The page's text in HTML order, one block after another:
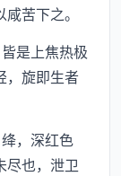
苦下之。
是上焦热极
，旋即生者
，深红色
尽也，泄卫